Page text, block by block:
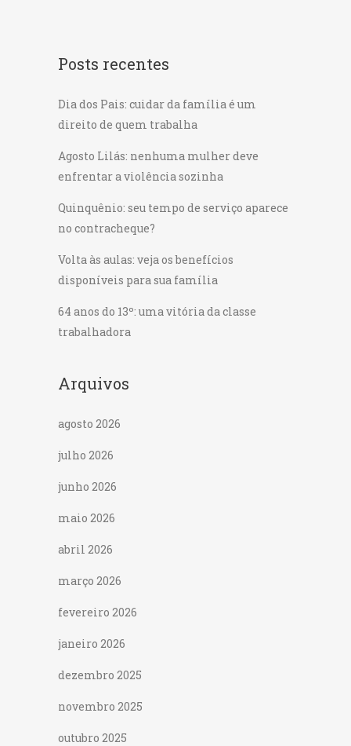
Posts recentes
Dia dos Pais: cuidar da família é um
direito de quem trabalha
Agosto Lilás: nenhuma mulher deve
enfrentar a violência sozinha
Quinquênio: seu tempo de serviço aparece
no contracheque?
Volta às aulas: veja os benefícios
disponíveis para sua família
64 anos do 13º: uma vitória da classe
trabalhadora
Arquivos
agosto 2026
julho 2026
junho 2026
maio 2026
abril 2026
março 2026
fevereiro 2026
janeiro 2026
dezembro 2025
novembro 2025
outubro 2025